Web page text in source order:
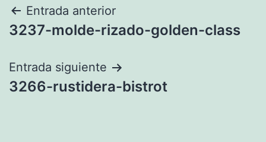
Navegación
de
entradas
Entrada anterior
3237-molde-rizado-golden-class
Entrada siguiente
3266-rustidera-bistrot